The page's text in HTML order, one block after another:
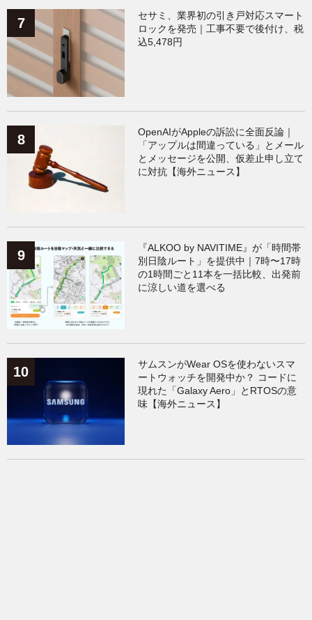
セサミ、業界初の引き戸対応スマート
ロックを発売｜工事不要で後付け、税
込5,478円
OpenAIがAppleの訴訟に全面反論｜
「アップルは間違っている」とメール
とメッセージを公開、仮差止申し立て
に対抗【海外ニュース】
『ALKOO by NAVITIME』が「時間帯
別日陰ルート」を提供中｜7時〜17時
の1時間ごと11本を一括比較、出発前
に涼しい道を選べる
サムスンがWear OSを使わないスマ
ートウォッチを開発中か？ コードに
現れた「Galaxy Aero」とRTOSの意
味【海外ニュース】